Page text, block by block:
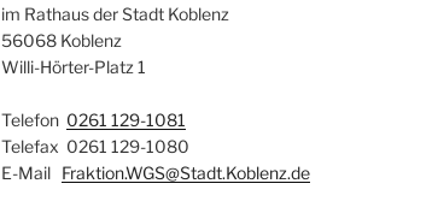
im Rathaus der Stadt Koblenz
56068 Koblenz
Willi-Hörter-Platz 1
Telefon 0261 129-1081
Telefax 0261 129-1080
E-Mail Fraktion.WGS@Stadt.Koblenz.de